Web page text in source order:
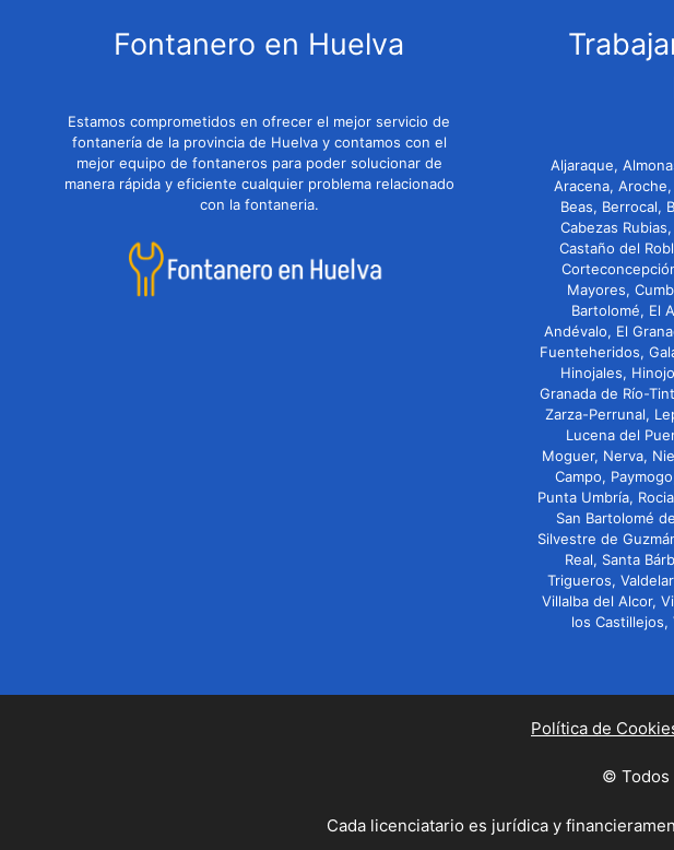
Fontanero en Huelva
Estamos comprometidos en ofrecer el mejor servicio de
fontanería de la provincia de Huelva y contamos con el
mejor equipo de fontaneros para poder solucionar de
manera rápida y eficiente cualquier problema relacionado
con la fontaneria.
Aljaraque,
Aracena,
Beas, Berrocal,
Cabezas
Castaño del
Mayores,
Bartolomé, El
Andévalo, El
Fuenteheridos,
Hinojales,
Granada de Río-
Zarza-Perrunal,
Lucena del
Moguer, Nerva,
Campo,
Punta Umbría,
San Bartolomé
Silvestre de
Real, Santa
Trigueros,
Villalba del Alcor,
los Castillejos,
Política de
© Todos
Cada licenciatario es jurídica y